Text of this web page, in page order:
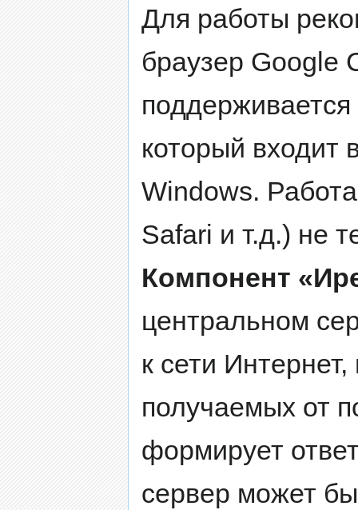
Для работы
браузер Google
который входит
Windows.
Safari и т.д.) не
Компонент
центральном
к сети
получаемых от
формирует
сервер может